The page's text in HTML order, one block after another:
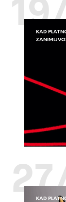
KAD
KAD